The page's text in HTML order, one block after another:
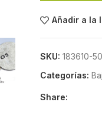
Añadir a la
SKU: 183610-
Categorías:
Share: